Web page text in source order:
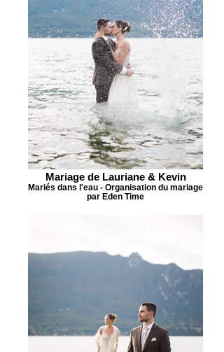
Mariage de Lauriane & Kevin
Mariés dans l'eau - Organisation du mariage
par Eden Time